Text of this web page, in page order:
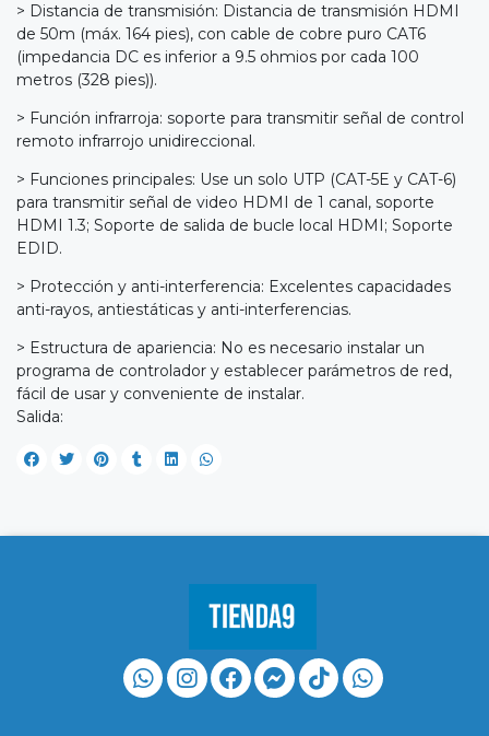
> Distancia de transmisión: Distancia de transmisión HDMI
de 50m (máx. 164 pies), con cable de cobre puro CAT6
(impedancia DC es inferior a 9.5 ohmios por cada 100
metros (328 pies)).
> Función infrarroja: soporte para transmitir señal de control
remoto infrarrojo unidireccional.
> Funciones principales: Use un solo UTP (CAT-5E y CAT-6)
para transmitir señal de video HDMI de 1 canal, soporte
HDMI 1.3; Soporte de salida de bucle local HDMI; Soporte
EDID.
> Protección y anti-interferencia: Excelentes capacidades
anti-rayos, antiestáticas y anti-interferencias.
> Estructura de apariencia: No es necesario instalar un
programa de controlador y establecer parámetros de red,
fácil de usar y conveniente de instalar.
Salida: